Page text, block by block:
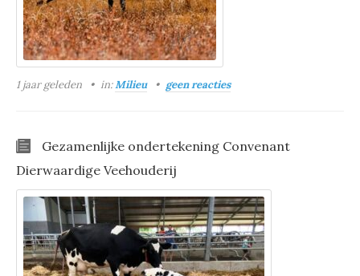
1 jaar geleden in:Milieu geen reacties
Gezamenlijke ondertekening Convenant
Dierwaardige Veehouderij